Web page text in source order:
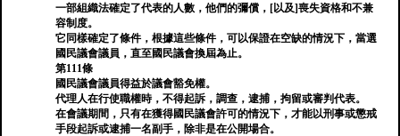
一部組織法確定了代表的人數，他們的彌償，[以及]喪失資格和不兼
容制度。
它同樣確定了條件，根據這些條件，可以保證在空缺的情況下，當選
國民議會議員，直至國民議會換屆為止。
第111條
國民議會議員得益於議會豁免權。
代理人在行使職權時，不得起訴，調查，逮捕，拘留或審判代表。
在會議期間，只有在獲得國民議會許可的情況下，才能以刑事或懲戒
手段起訴或逮捕一名副手，除非是在公開場合。